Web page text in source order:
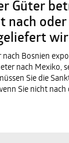
Güter
nach oder
nach Bosnien
nach Mexiko,
Sie die
Sie nicht